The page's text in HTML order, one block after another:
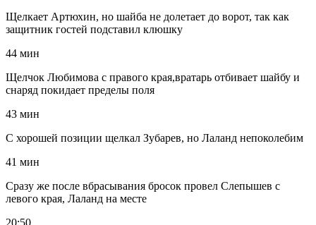
Щелкает Артюхин, но шайба не долетает до ворот, так как
защитник гостей подставил клюшку
44 мин
Щелчок Любимова с правого края,вратарь отбивает шайбу и
снаряд покидает пределы поля
43 мин
С хорошей позиции щелкал Зубарев, но Лаланд непоколебим
41 мин
Сразу же после вбрасывания бросок провел Слепышев с
левого края, Лаланд на месте
20:50